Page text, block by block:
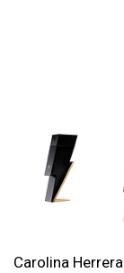
Carolina Herrera